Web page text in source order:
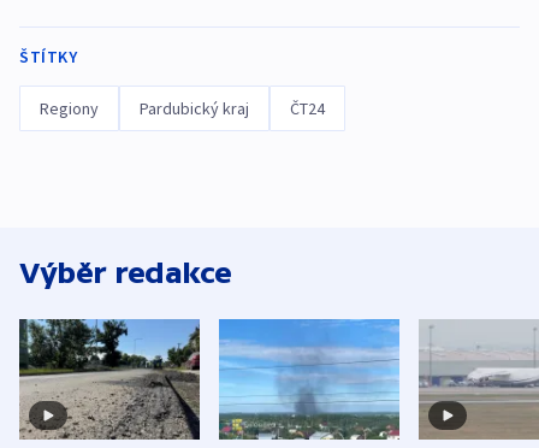
ŠTÍTKY
Regiony Pardubický kraj ČT24
Výběr redakce